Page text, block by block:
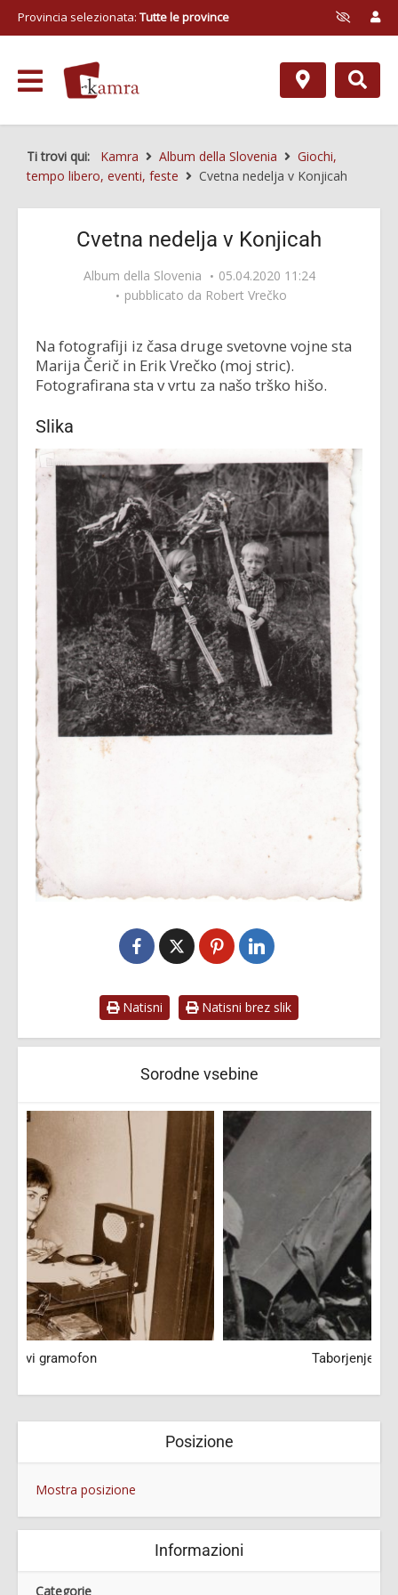
Provincia selezionata: Tutte le province
Ti trovi qui: Kamra Album della Slovenia
Giochi,
tempo libero, eventi, feste
Cvetna nedelja v Konjicah
Cvetna nedelja v Konjicah
Album della Slovenia
05.04.2020 11:24
pubblicato da Robert Vrečko
Na fotografiji iz časa druge svetovne vojne sta
Marija Čerič in Erik Vrečko (moj stric).
Fotografirana sta v vrtu za našo trško hišo.
Slika
Natisni Natisni brez slik
Sorodne vsebine
Posizione
Mostra posizione
Informazioni
Categorie